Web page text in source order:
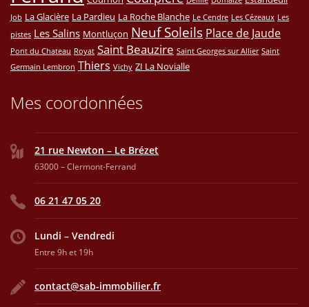
Job La Glacière La Pardieu La Roche Blanche Le Cendre Les Cézeaux Les
pistes Les Salins Montluçon Neuf Soleils Place de Jaude
Pont du Chateau Royat Saint Beauzire Saint Georges sur Allier Saint
Germain Lembron Thiers Vichy ZI La Novialle
Mes coordonnées
21 rue Newton – Le Brézet
63000 – Clermont-Ferrand
06 21 47 05 20
Lundi – Vendredi
Entre 9h et 19h
contact@sab-immobilier.fr